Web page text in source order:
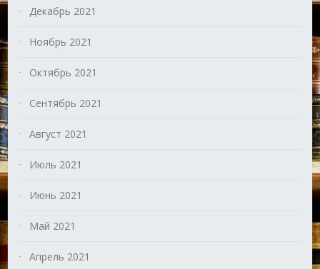
Декабрь 2021
Ноябрь 2021
Октябрь 2021
Сентябрь 2021
Август 2021
Июль 2021
Июнь 2021
Май 2021
Апрель 2021